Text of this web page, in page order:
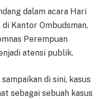
dalam acara Hari
Kantor Ombudsman,
Perempuan
atensi publik.
di sini, kasus
sebagai sebuah kasus